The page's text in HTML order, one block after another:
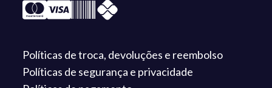
Políticas de troca, devoluções e reembolso
Políticas de segurança e privacidade